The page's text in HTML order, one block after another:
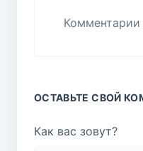
Комментарии
ОСТАВЬТЕ СВОЙ
Как вас зовут?